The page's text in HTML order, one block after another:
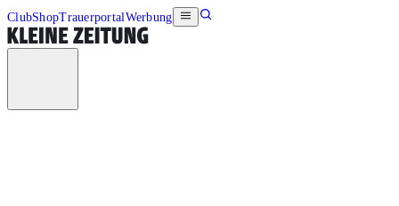
ClubShopTrauerportalWerbung